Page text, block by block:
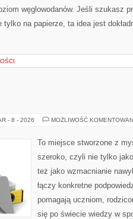
węglowodanów. Jeśli szukasz
na papierze, ta idea jest
- 8 - 2026 MOŻLIWOŚĆ
To miejsce stworzone z
szeroko, czyli nie tylko
też jako wzmacnianie
łączy konkretne
pomagają uczniom,
się po świecie wiedzy w